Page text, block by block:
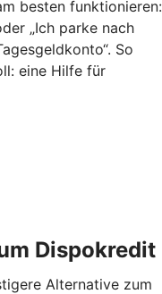
besten funktionieren:
„Ich parke nach
So
eine Hilfe für
Dispokredit
Alternative zum